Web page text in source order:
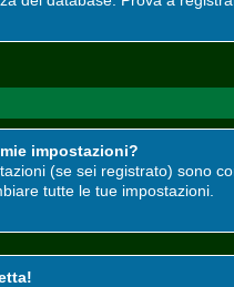
impostazioni?
(se sei registrato) sono
tutte le tue impostazioni.